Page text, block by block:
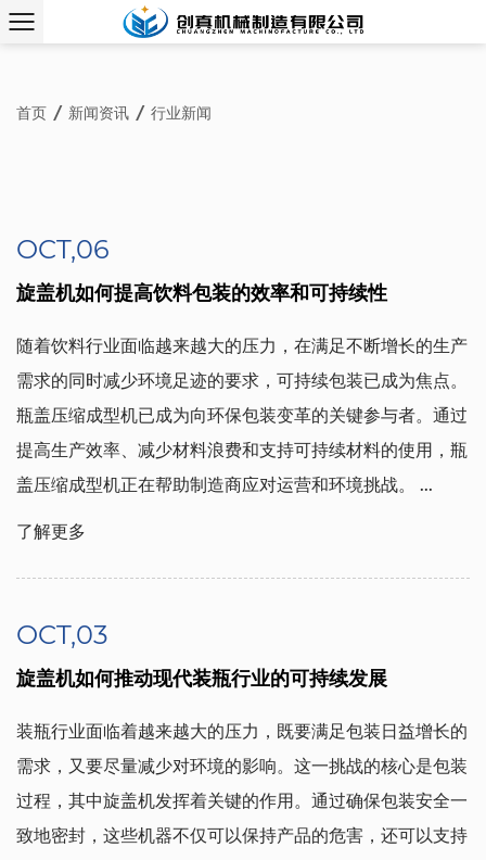
首页 / 新闻资讯 / 行业新闻
OCT,06
旋盖机如何提高饮料包装的效率和可持续性
随着饮料行业面临越来越大的压力，在满足不断增长的生产
需求的同时减少环境足迹的要求，可持续包装已成为焦点。
瓶盖压缩成型机已成为向环保包装变革的关键参与者。通过
提高生产效率、减少材料浪费和支持可持续材料的使用，瓶
盖压缩成型机正在帮助制造商应对运营和环境挑战。 ...
了解更多
OCT,03
旋盖机如何推动现代装瓶行业的可持续发展
装瓶行业面临着越来越大的压力，既要满足包装日益增长的
需求，又要尽量减少对环境的影响。这一挑战的核心是包装
过程，其中旋盖机发挥着关键的作用。通过确保包装安全一
致地密封，这些机器不仅可以保持产品的危害，还可以支持